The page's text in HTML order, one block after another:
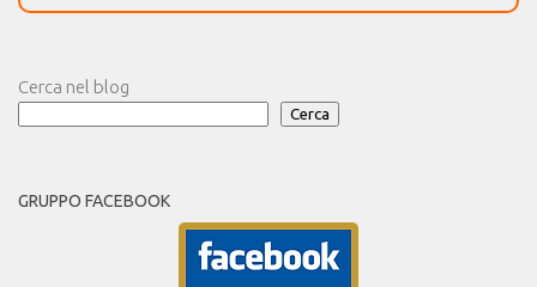
Cerca nel blog
Cerca
GRUPPO FACEBOOK